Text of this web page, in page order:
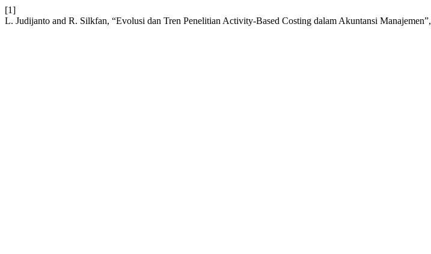
[1]
L. Judijanto and R. Silkfan, “Evolusi dan Tren Penelitian Activity-Based Costing dalam Akuntansi Manajemen”,